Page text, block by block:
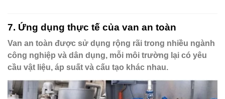
7. Ứng dụng thực tế của van an toàn
Van an toàn được sử dụng rộng rãi trong nhiều ngành
công nghiệp và dân dụng, mỗi môi trường lại có yêu
cầu vật liệu, áp suất và cấu tạo khác nhau.